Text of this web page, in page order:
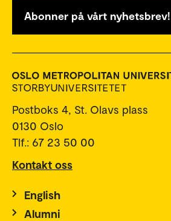
Abonner på vårt nyhetsbrev!
Postboks 4, St. Olavs plass
0130 Oslo
Tlf.: 67 23 50 00
Kontakt oss
English
Alumni